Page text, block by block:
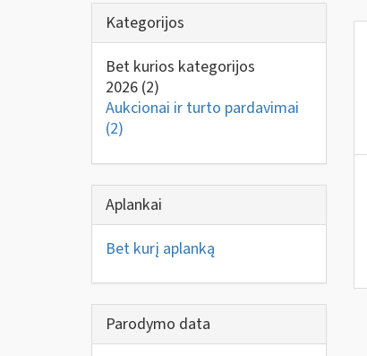
Kategorijos
Bet kurios kategorijos
2026 (2)
Aukcionai ir turto pardavimai
(2)
Aplankai
Bet kurį aplanką
Parodymo data